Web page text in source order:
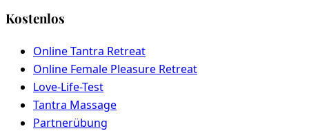
Kostenlos
Online Tantra Retreat
Online Female Pleasure Retreat
Love-Life-Test
Tantra Massage
Partnerübung